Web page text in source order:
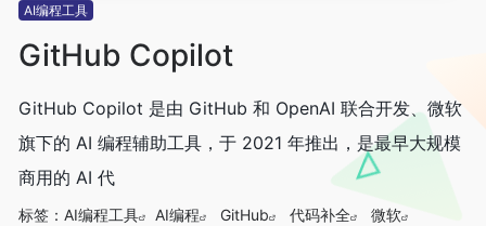
AI编程工具
GitHub Copilot
GitHub Copilot 是由 GitHub 和 OpenAI 联合开发、微软
旗下的 AI 编程辅助工具，于 2021 年推出，是最早大规模
商用的 AI 代
标签： AI编程工具 AI编程 GitHub 代码补全
微软